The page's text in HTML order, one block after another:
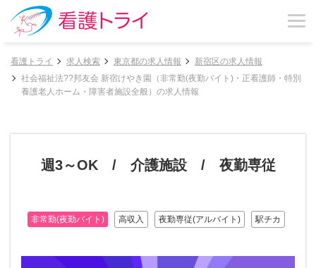
看護トライ 求人検索 東京都の求人情報
新宿区の求人情報
社会福祉法??邦友会 新宿けやき園（非常勤(夜勤バイト)・正看護師・特別
養護老人ホーム・障害者施設全般）の求人情報
週3～OK / 介護施設 / 夜勤専従
非常勤(夜勤バイト) 高収入 夜勤専従(アルバイト) 駅チカ